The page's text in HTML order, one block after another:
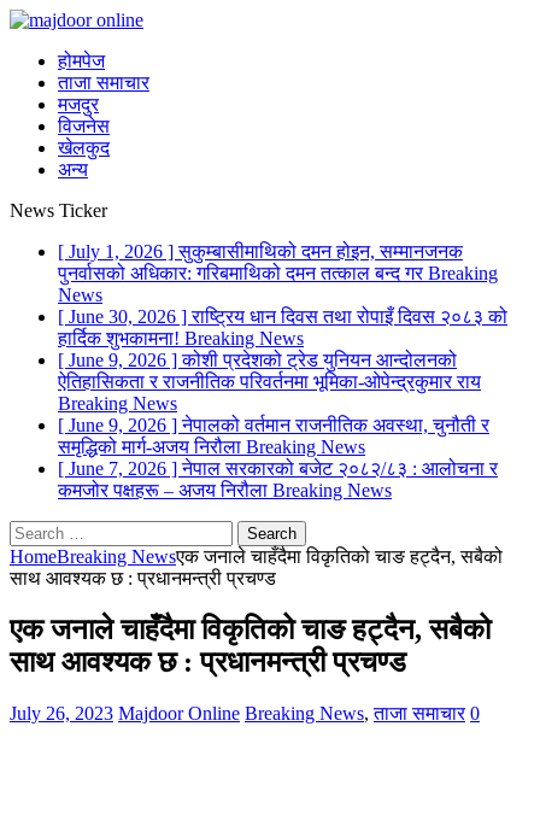
होमपेज
ताजा समाचार
मजदुर
विजनेस
खेलकुद
अन्य
News Ticker
[ July 1, 2026 ]सुकुम्बासीमाथिको दमन होइन, सम्मानजनक
पुनर्वासको अधिकार: गरिबमाथिको दमन तत्काल बन्द गरBreaking
News
[ June 30, 2026 ]राष्ट्रिय धान दिवस तथा रोपाइँ दिवस २०८३ को
हार्दिक शुभकामना! Breaking News
[ June 9, 2026 ]कोशी प्रदेशको ट्रेड युनियन आन्दोलनको
ऐतिहासिकता र राजनीतिक परिवर्तनमा भूमिका-ओपेन्द्रकुमार राय
Breaking News
[ June 9, 2026 ]नेपालको वर्तमान राजनीतिक अवस्था, चुनौती र
समृद्धिको मार्ग-अजय निरौला Breaking News
[ June 7, 2026 ]नेपाल सरकारको बजेट २०८२/८३ : आलोचना र
कमजोर पक्षहरू – अजय निरौला Breaking News
Search
for:
HomeBreaking Newsएक जनाले चाहँदैमा विकृतिको चाङ हट्दैन, सबैको
साथ आवश्यक छ : प्रधानमन्त्री प्रचण्ड
एक जनाले चाहँदैमा विकृतिको चाङ हट्दैन, सबैको
साथ आवश्यक छ : प्रधानमन्त्री प्रचण्ड
July 26, 2023 Majdoor Online Breaking News,ताजा समाचार 0